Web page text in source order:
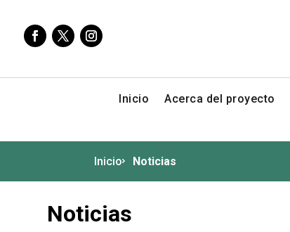
Inicio Acerca del proyecto
Inicio Noticias
Noticias